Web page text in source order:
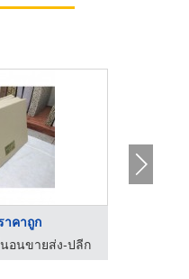
คาถูก
อนขายส่ง-ปลีก